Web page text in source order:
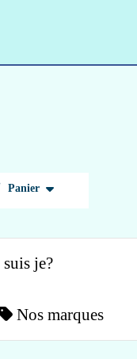
Panier
je?
Nos marques